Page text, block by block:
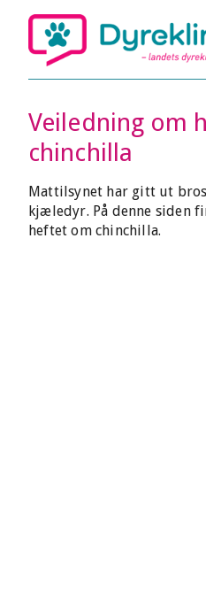
Veiledning om
chinchilla
Mattilsynet har gitt ut
kjæledyr. På denne siden
heftet om chinchilla.